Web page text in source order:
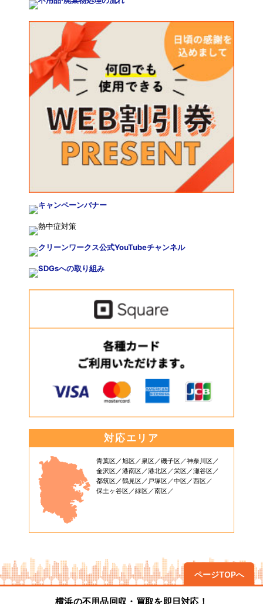
対応エリア
青葉区 旭区 泉区 磯子区
神奈川区
金沢区
港南区 港北区 栄区
瀬谷区
都筑区
鶴見区 戸塚区 中区
西区
保土ヶ谷区
緑区 南区
ページTOPへ
横浜の不用品回収・買取を即日対応！